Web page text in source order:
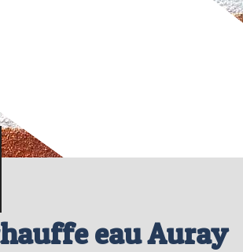
eau Auray